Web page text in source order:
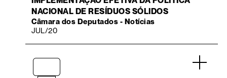
NACIONAL DE RESÍDUOS SÓLIDOS
Câmara dos Deputados - Notícias
JUL/20
.